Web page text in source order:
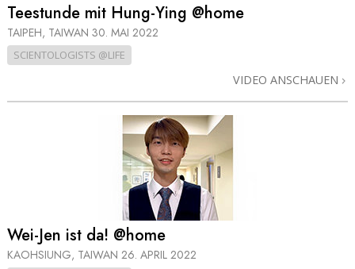
Teestunde mit Hung-Ying @home
TAIPEH, TAIWAN 30. MAI 2022
SCIENTOLOGISTS @LIFE
VIDEO ANSCHAUEN
Wei-Jen ist da! @home
KAOHSIUNG, TAIWAN 26. APRIL 2022